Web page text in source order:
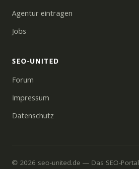
Agentur eintragen
Jobs
SEO-UNITED
Forum
Impressum
Datenschutz
© 2026 seo-united.de — Das SEO-Portal